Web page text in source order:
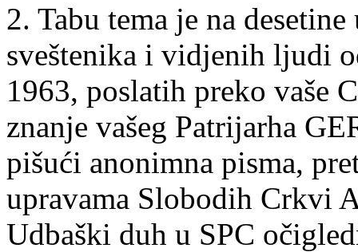
2. Tabu tema je na
sveštenika i vidjenih ljudi
1963, poslatih preko vaše
znanje vašeg Patrijarha
pišući anonimna pisma,
upravama Slobodih Crkvi
Udbaški duh u SPC